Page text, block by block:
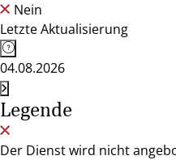
Nein
Letzte Aktualisierung
04.08.2026
Legende
Der Dienst wird nicht